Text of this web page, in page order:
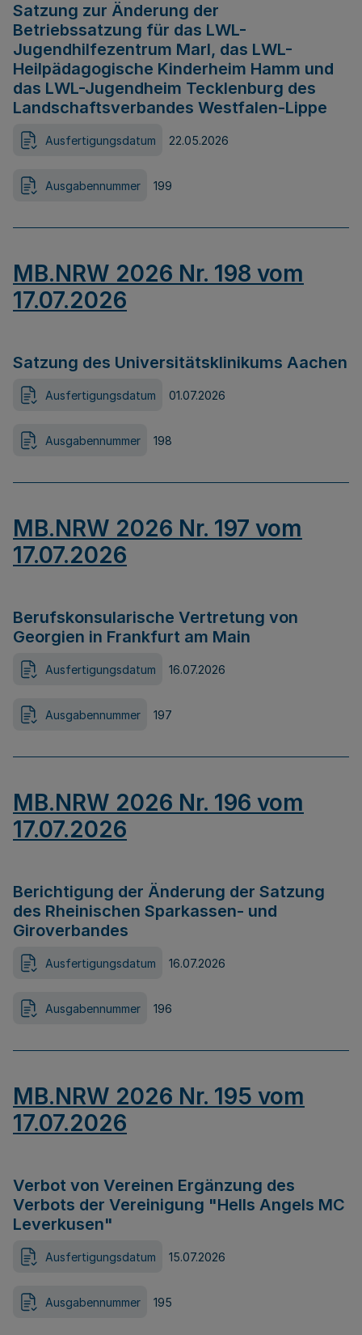
Satzung zur Änderung der
Betriebssatzung für das LWL-
Jugendhilfezentrum Marl, das LWL-
Heilpädagogische Kinderheim Hamm und
das LWL-Jugendheim Tecklenburg des
Landschaftsverbandes Westfalen-Lippe
Ausfertigungsdatum 22.05.2026
Ausgabennummer 199
MB.NRW 2026 Nr. 198 vom
17.07.2026
Satzung des Universitätsklinikums Aachen
Ausfertigungsdatum 01.07.2026
Ausgabennummer 198
MB.NRW 2026 Nr. 197 vom
17.07.2026
Berufskonsularische Vertretung von
Georgien in Frankfurt am Main
Ausfertigungsdatum 16.07.2026
Ausgabennummer 197
MB.NRW 2026 Nr. 196 vom
17.07.2026
Berichtigung der Änderung der Satzung
des Rheinischen Sparkassen- und
Giroverbandes
Ausfertigungsdatum 16.07.2026
Ausgabennummer 196
MB.NRW 2026 Nr. 195 vom
17.07.2026
Verbot von Vereinen Ergänzung des
Verbots der Vereinigung "Hells Angels MC
Leverkusen"
Ausfertigungsdatum 15.07.2026
Ausgabennummer 195